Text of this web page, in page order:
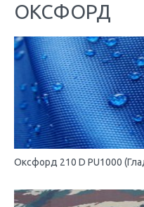
ОКСФОРД
Оксфорд 210 D PU1000